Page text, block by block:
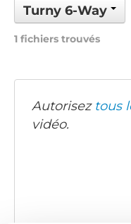
Turny 6-Way
1 fichiers trouvés
Autorisez tous
vidéo.